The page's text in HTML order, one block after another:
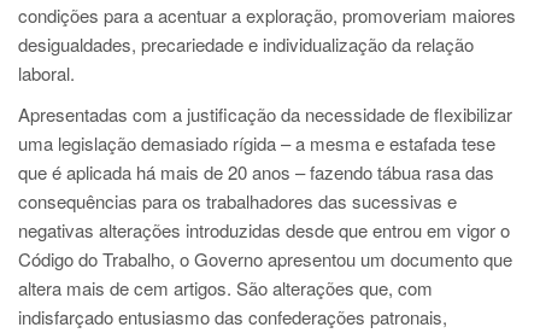
condições para a acentuar a exploração, promoveriam maiores
desigualdades, precariedade e individualização da relação
laboral.
Apresentadas com a justificação da necessidade de flexibilizar
uma legislação demasiado rígida – a mesma e estafada tese
que é aplicada há mais de 20 anos – fazendo tábua rasa das
consequências para os trabalhadores das sucessivas e
negativas alterações introduzidas desde que entrou em vigor o
Código do Trabalho, o Governo apresentou um documento que
altera mais de cem artigos. São alterações que, com
indisfarçado entusiasmo das confederações patronais,